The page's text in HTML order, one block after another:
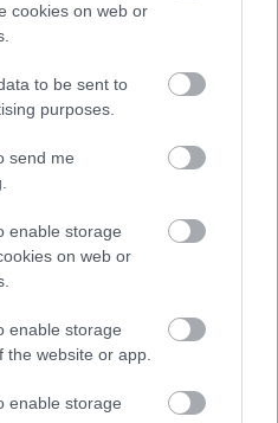
cookies on web or
to be sent to
purposes.
send me
enable storage
on web or
enable storage
the website or app.
enable storage
ÖSSZMŰVÉSZETI
SZÍVÉBEN
VÖLGYE